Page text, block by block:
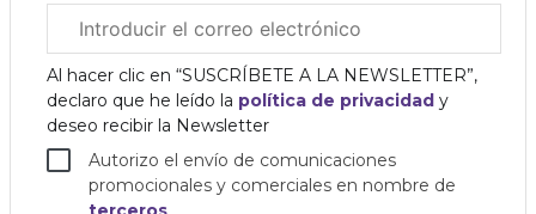
electrónico
corporativo
Al hacer clic en “SUSCRÍBETE A LA NEWSLETTER”,
declaro que he leído la política de privacidad y
deseo recibir la Newsletter
Autorizo el envío de comunicaciones
promocionales y comerciales en nombre de